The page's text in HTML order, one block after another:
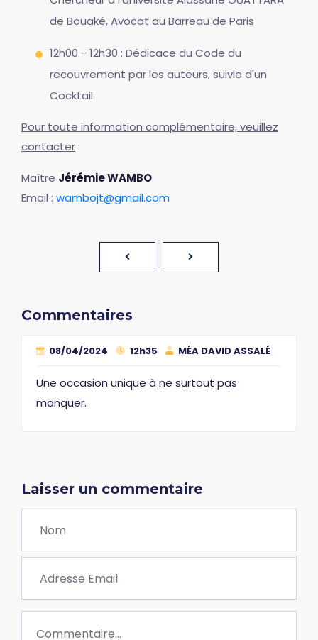
de Bouaké, Avocat au Barreau de Paris
12h00 - 12h30 : Dédicace du Code du
recouvrement par les auteurs, suivie d'un
Cocktail
Pour toute information complémentaire, veuillez
contacter :
Maître Jérémie WAMBO
Email : wambojt@gmail.com
Commentaires
08/04/2024 12h35 MÉA DAVID ASSALÉ
Une occasion unique à ne surtout pas
manquer.
Laisser un commentaire